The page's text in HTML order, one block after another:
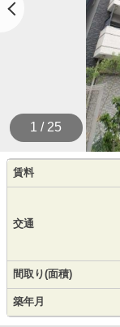
1 / 25
賃料
交通
間取り(面積)
築年月